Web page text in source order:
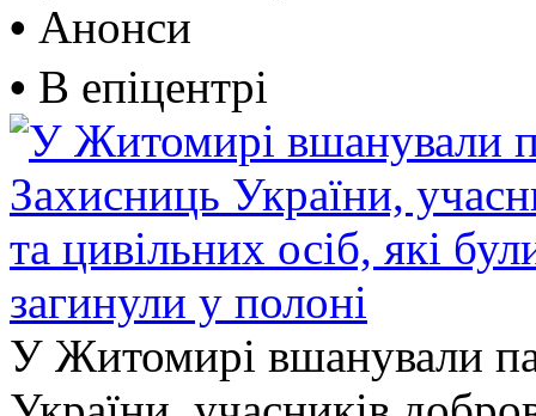
• Анонси
• В епіцентрі
У Житомирі вшанували